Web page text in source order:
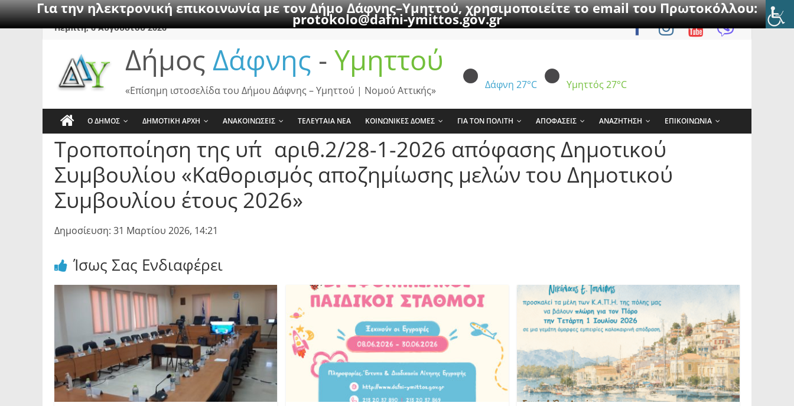
Για την ηλεκτρονική επικοινωνία με τον Δήμο Δάφνης–Υμηττού, χρησιμοποιείτε το email του Πρωτοκόλλου:
protokolo@dafni-ymittos.gov.gr
SkipΠέμπτη, 6 Αυγούστου 2026
Δήμος Δάφνης - Υμηττού
Δάφνη 27°C Υμηττός 27°C
«Επίσημη ιστοσελίδα του Δήμου Δάφνης – Υμηττού | Νομού Αττικής»
Ο ΔΗΜΟΣ ΔΗΜΟΤΙΚΗ ΑΡΧΗ ΑΝΑΚΟΙΝΩΣΕΙΣ ΤΕΛΕΥΤΑΙΑ ΝΕΑ ΚΟΙΝΩΝΙΚΕΣ ΔΟΜΕΣ ΓΙΑ ΤΟΝ ΠΟΛΙΤΗ ΑΠΟΦΑΣΕΙΣ ΑΝΑΖΗΤΗΣΗ ΕΠΙΚΟΙΝΩΝΙΑ
Τροποποίηση της υπ΄αριθ.2/28-1-2026 απόφασης Δημοτικού
Συμβουλίου «Καθορισμός αποζημίωσης μελών του Δημοτικού
Συμβουλίου έτους 2026»
Δημοσίευση: 31 Μαρτίου 2026, 14:21
Ίσως Σας Ενδιαφέρει